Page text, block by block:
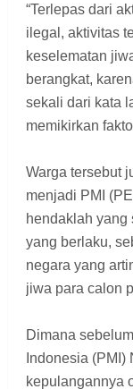
“Terlepas dari
ilegal, aktivitas
keselematan
berangkat,
sekali dari kata
memikirkan
Warga tersebut
menjadi PMI
hendaklah yang
yang berlaku,
negara yang
jiwa para calon
Dimana
Indonesia
kepulangannya